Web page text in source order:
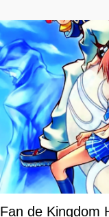
Fan de Kingdom